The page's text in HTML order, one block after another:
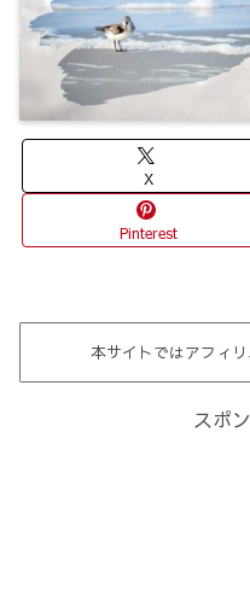
X
Pinterest
本サイトではアフィ
スポ